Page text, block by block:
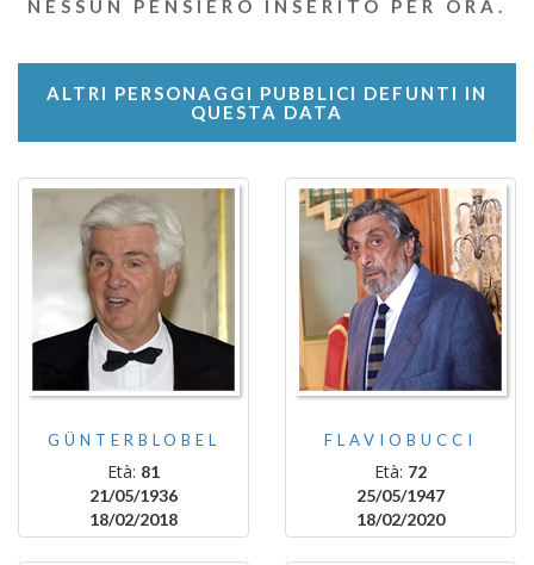
NESSUN PENSIERO INSERITO PER ORA.
ALTRI PERSONAGGI PUBBLICI DEFUNTI IN
QUESTA DATA
GÜNTERBLOBEL
Età: 81
21/05/1936
18/02/2018
FLAVIOBUCCI
Età: 72
25/05/1947
18/02/2020